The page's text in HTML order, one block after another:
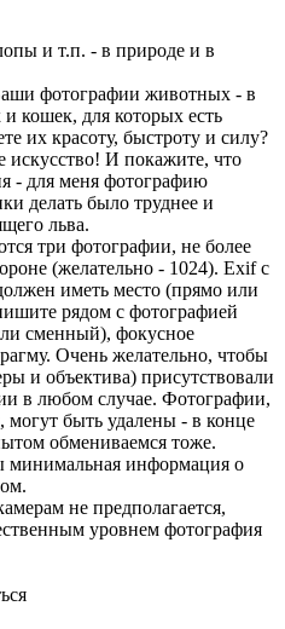
и т.п. - в природе и в
фотографии животных - в
кошек, для которых есть
их красоту, быстроту и силу?
искусство! И покажите, что
- для меня фотографию
делать было труднее и
льва.
три фотографии, не более
(желательно - 1024). Exif с
иметь место (прямо или
рядом с фотографией
сменный), фокусное
Очень желательно, чтобы
и объектива) присутствовали
в любом случае. Фотографии,
быть удалены - в конце
обмениваемся тоже.
минимальная информация о
не предполагается,
уровнем фотография